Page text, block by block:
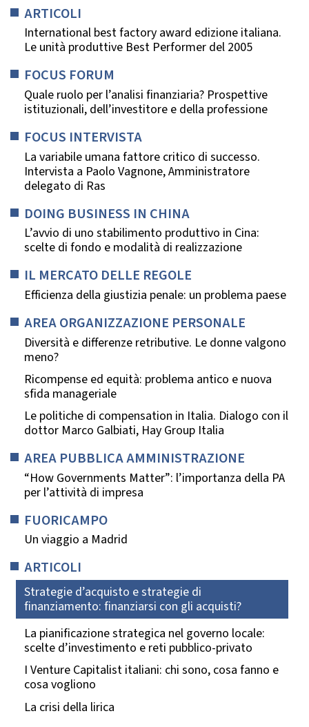
ARTICOLI
International best factory award edizione italiana.
Le unità produttive Best Performer del 2005
FOCUS FORUM
Quale ruolo per l’analisi finanziaria? Prospettive
istituzionali, dell’investitore e della professione
FOCUS INTERVISTA
La variabile umana fattore critico di successo.
Intervista a Paolo Vagnone, Amministratore
delegato di Ras
DOING BUSINESS IN CHINA
L’avvio di uno stabilimento produttivo in Cina:
scelte di fondo e modalità di realizzazione
IL MERCATO DELLE REGOLE
Efficienza della giustizia penale: un problema paese
AREA ORGANIZZAZIONE PERSONALE
Diversità e differenze retributive. Le donne valgono
meno?
Ricompense ed equità: problema antico e nuova
sfida manageriale
Le politiche di compensation in Italia. Dialogo con il
dottor Marco Galbiati, Hay Group Italia
AREA PUBBLICA AMMINISTRAZIONE
“How Governments Matter”: l’importanza della PA
per l’attività di impresa
FUORICAMPO
Un viaggio a Madrid
ARTICOLI
Strategie d’acquisto e strategie di
finanziamento: finanziarsi con gli acquisti?
La pianificazione strategica nel governo locale:
scelte d’investimento e reti pubblico-privato
I Venture Capitalist italiani: chi sono, cosa fanno e
cosa vogliono
La crisi della lirica